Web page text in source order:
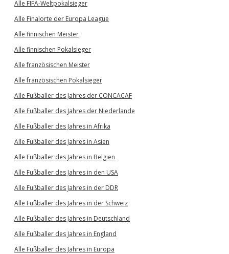
Alle FIFA-Weltpokalsieger
Alle Finalorte der Europa League
Alle finnischen Meister
Alle finnischen Pokalsieger
Alle französischen Meister
Alle französischen Pokalsieger
Alle Fußballer des Jahres der CONCACAF
Alle Fußballer des Jahres der Niederlande
Alle Fußballer des Jahres in Afrika
Alle Fußballer des Jahres in Asien
Alle Fußballer des Jahres in Belgien
Alle Fußballer des Jahres in den USA
Alle Fußballer des Jahres in der DDR
Alle Fußballer des Jahres in der Schweiz
Alle Fußballer des Jahres in Deutschland
Alle Fußballer des Jahres in England
Alle Fußballer des Jahres in Europa